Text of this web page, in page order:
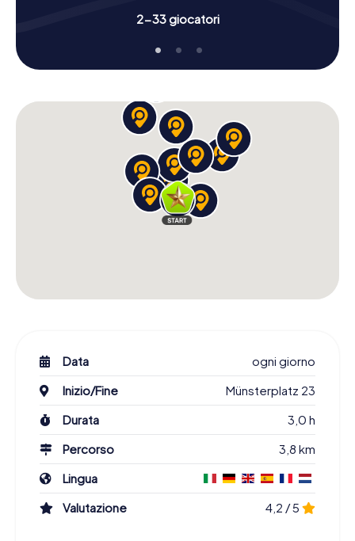
2-33 giocatori
Data
ogni giorno
Inizio/Fine
Münsterplatz 23
Durata
3,0 h
Percorso
3,8 km
Lingua
Valutazione
4,2 / 5